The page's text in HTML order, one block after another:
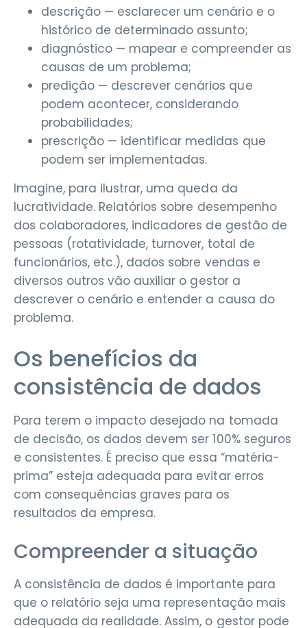
descrição — esclarecer um cenário e o
histórico de determinado assunto;
diagnóstico — mapear e compreender as
causas de um problema;
predição — descrever cenários que
podem acontecer, considerando
probabilidades;
prescrição — identificar medidas que
podem ser implementadas.
Imagine, para ilustrar, uma queda da
lucratividade. Relatórios sobre desempenho
dos colaboradores, indicadores de gestão de
pessoas (rotatividade, turnover, total de
funcionários, etc.), dados sobre vendas e
diversos outros vão auxiliar o gestor a
descrever o cenário e entender a causa do
problema.
Os benefícios da
consistência de dados
Para terem o impacto desejado na tomada
de decisão, os dados devem ser 100% seguros
e consistentes. É preciso que essa “matéria-
prima” esteja adequada para evitar erros
com consequências graves para os
resultados da empresa.
Compreender a situação
A consistência de dados é importante para
que o relatório seja uma representação mais
adequada da realidade. Assim, o gestor pode